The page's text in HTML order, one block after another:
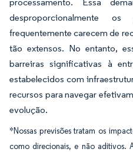
desproporcionalmente
frequentemente carecem de
tão extensos. No entanto,
barreiras significativas à
estabelecidos com
recursos para navegar
evolução.
*Nossas previsões tratam os
como direcionais, e não aditivos.